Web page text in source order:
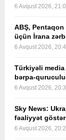
6 Avqust 2026,
ABŞ, Pentaqon
üçün İrana
6 Avqust 2026,
Türkiyəli media
bərpa-
6 Avqust 2026,
Sky News:
fəaliyyət
6 Avqust 2026,